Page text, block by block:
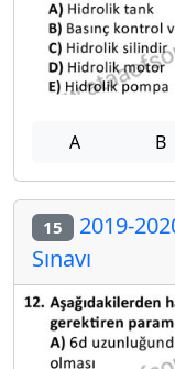
A B
15 2019-
Sınavı